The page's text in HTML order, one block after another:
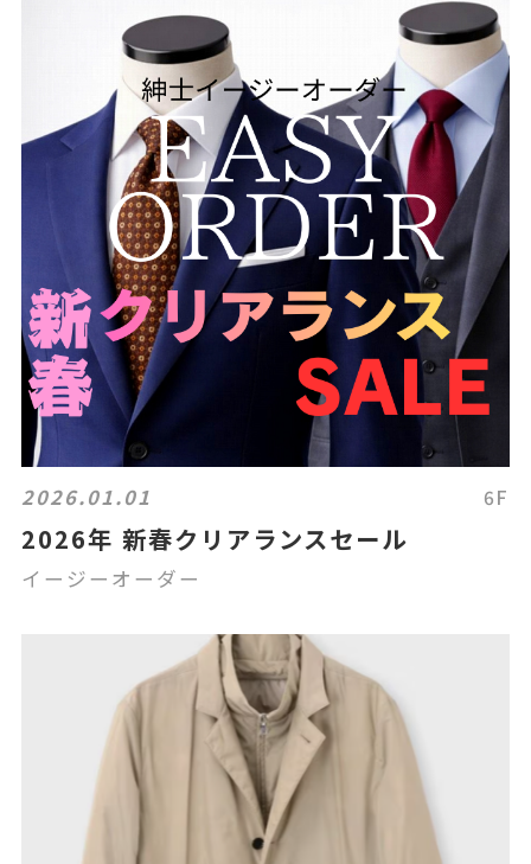
2026.01.01 6F
2026年 新春クリアランスセール
イージーオーダー